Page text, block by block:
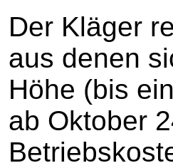
Der Kläger
aus denen
Höhe (bis
ab Oktober